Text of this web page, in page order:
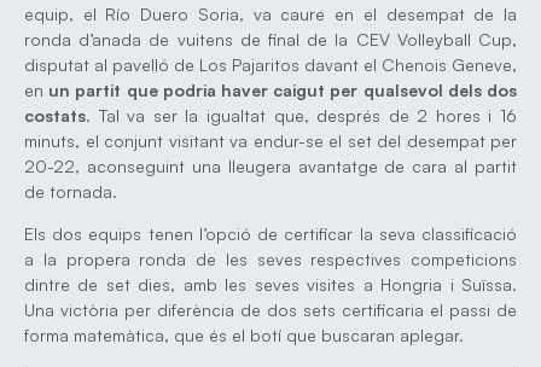
equip, el Río Duero Soria, va caure en el desempat de la
ronda d’anada de vuitens de final de la CEV Volleyball Cup,
disputat al pavelló de Los Pajaritos davant el Chenois Geneve,
en un partit que podria haver caigut per qualsevol dels dos
costats. Tal va ser la igualtat que, després de 2 hores i 16
minuts, el conjunt visitant va endur-se el set del desempat per
20-22, aconseguint una lleugera avantatge de cara al partit
de tornada.
Els dos equips tenen l’opció de certificar la seva classificació
a la propera ronda de les seves respectives competicions
dintre de set dies, amb les seves visites a Hongria i Suïssa.
Una victòria per diferència de dos sets certificaria el passi de
forma matemàtica, que és el botí que buscaran aplegar.